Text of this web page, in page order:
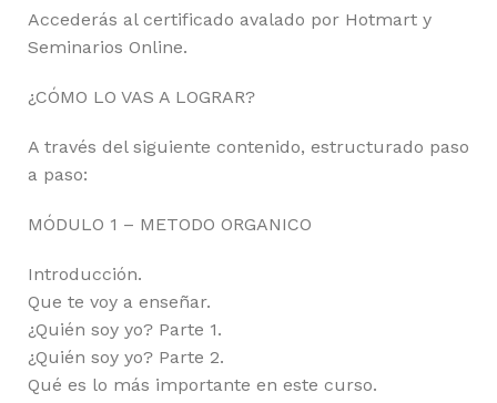
Accederás al certificado avalado por Hotmart y
Seminarios Online.
¿CÓMO LO VAS A LOGRAR?
A través del siguiente contenido, estructurado paso
a paso:
MÓDULO 1 – METODO ORGANICO
Introducción.
Que te voy a enseñar.
¿Quién soy yo? Parte 1.
¿Quién soy yo? Parte 2.
Qué es lo más importante en este curso.